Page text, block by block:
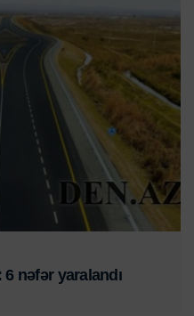
nəfər yaralandı